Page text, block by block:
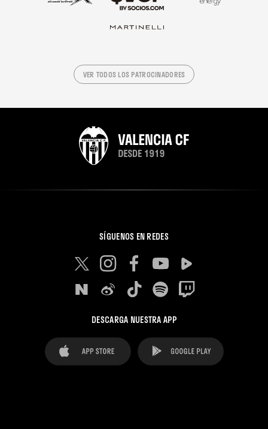
VER TODOS LOS PATROCINADORES
SÍGUENOS EN REDES
DESCARGA NUESTRA APP